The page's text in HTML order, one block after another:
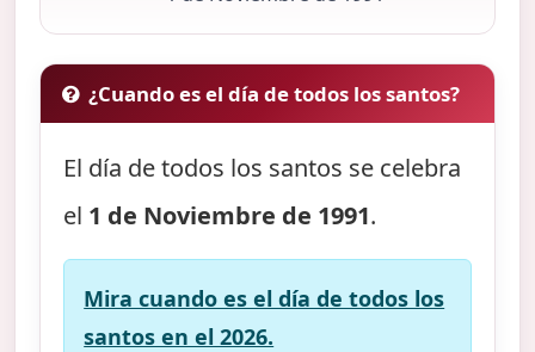
¿Cuando es el día de todos los santos?
El día de todos los santos se celebra
el 1 de Noviembre de 1991.
Mira cuando es el día de todos los
santos en el 2026.